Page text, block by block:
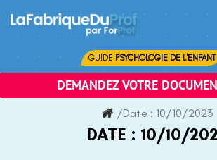
content
GUIDE PSYCHOLOGIE DE L'ENFANT
DEMANDEZ VOTRE
/Date : 10/10/2023
DATE : 10/10/